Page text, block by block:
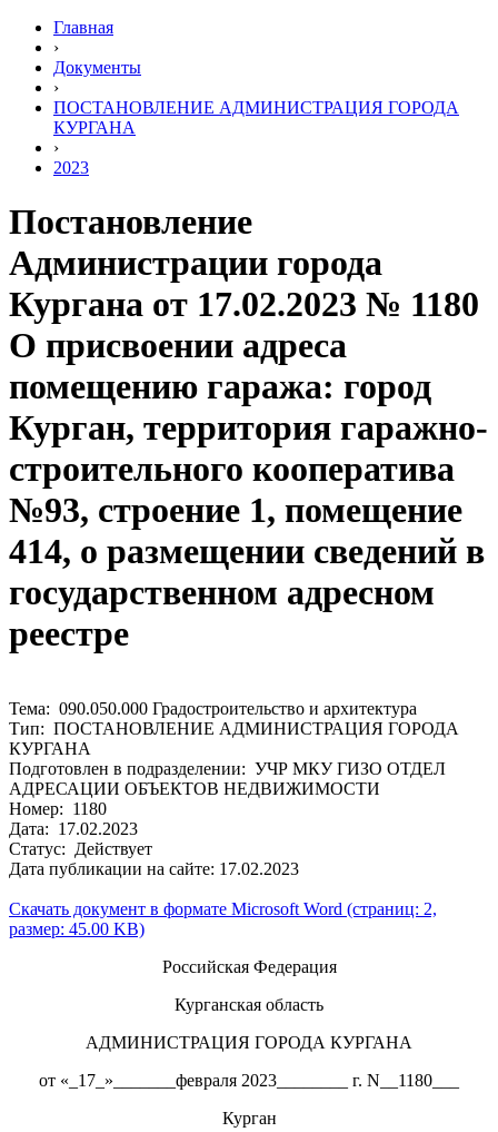
Главная
›
Документы
›
ПОСТАНОВЛЕНИЕ АДМИНИСТРАЦИЯ ГОРОДА
КУРГАНА
›
2023
Постановление
Администрации города
Кургана от 17.02.2023 № 1180
О присвоении адреса
помещению гаража: город
Курган, территория гаражно-
строительного кооператива
№93, строение 1, помещение
414, о размещении сведений в
государственном адресном
реестре
Тема: 090.050.000 Градостроительство и архитектура
Тип: ПОСТАНОВЛЕНИЕ АДМИНИСТРАЦИЯ ГОРОДА
КУРГАНА
Подготовлен в подразделении: УЧР МКУ ГИЗО ОТДЕЛ
АДРЕСАЦИИ ОБЪЕКТОВ НЕДВИЖИМОСТИ
Номер: 1180
Дата: 17.02.2023
Статус: Действует
Дата публикации на сайте: 17.02.2023
Скачать документ в формате Microsoft Word (страниц: 2,
размер: 45.00 KB)
Российская Федерация
Курганская область
АДМИНИСТРАЦИЯ ГОРОДА КУРГАНА
от «_17_»_______февраля 2023________ г. N__1180___
Курган